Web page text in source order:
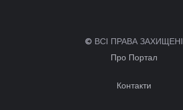
© ВСІ ПРАВА ЗАХИЩЕНІ
Про Портал
Контакти